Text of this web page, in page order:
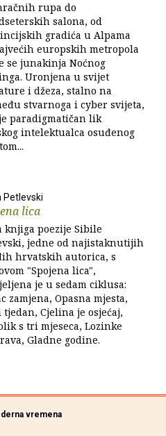
rupa do
salona, od
gradića u Alpama
europskih metropola
se junakinja Noćnog
Uronjena u svijet
i džeza, stalno na
stvarnoga i cyber svijeta,
paradigmatičan lik
intelektualca osuđenog
Petlevski
lica
knjiga poezije Sibile
jedne od najistaknutijih
hrvatskih autorica, s
"Spojena lica",
je u sedam ciklusa:
zamjena, Opasna mjesta,
tjedan, Cjelina je osjećaj,
s tri mjeseca, Lozinke
Gladne godine.
vremena